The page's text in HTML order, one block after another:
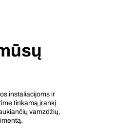
instaliacijoms ir
tinkamą įrankį
vamzdžių,